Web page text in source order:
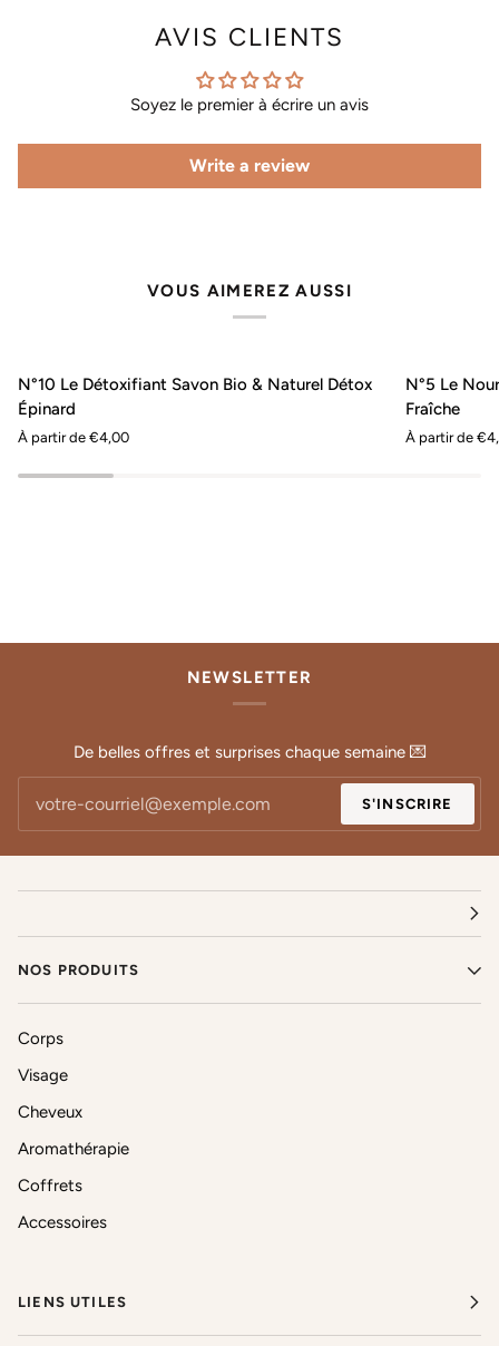
AVIS CLIENTS
Soyez le premier à écrire un avis
Write a review
VOUS AIMEREZ AUSSI
AJOUT RAPIDE
N°10
Le
Détoxifiant
Savon
Bio
N°10 Le Détoxifiant Savon Bio & Naturel Détox
Épinard
À partir de €4,00
AJOUT
N°5
Le
Savon
N°5 Le
Fraîche
À partir de
NEWSLETTER
De belles offres et surprises chaque semaine 💌
S'INSCRIRE
NOS PRODUITS
Corps
Visage
Cheveux
Aromathérapie
Coffrets
Accessoires
LIENS UTILES